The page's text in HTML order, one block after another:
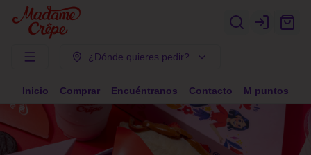
Login
¿Dónde quieres pedir?
Inicio Comprar Encuéntranos Contacto M puntos